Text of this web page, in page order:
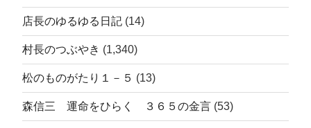
店長のゆるゆる日記 (14)
村長のつぶやき (1,340)
松のものがたり１－５ (13)
森信三 運命をひらく ３６５の金言 (53)